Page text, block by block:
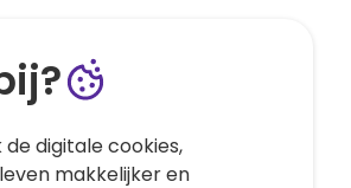
digitale cookies,
makkelijker en